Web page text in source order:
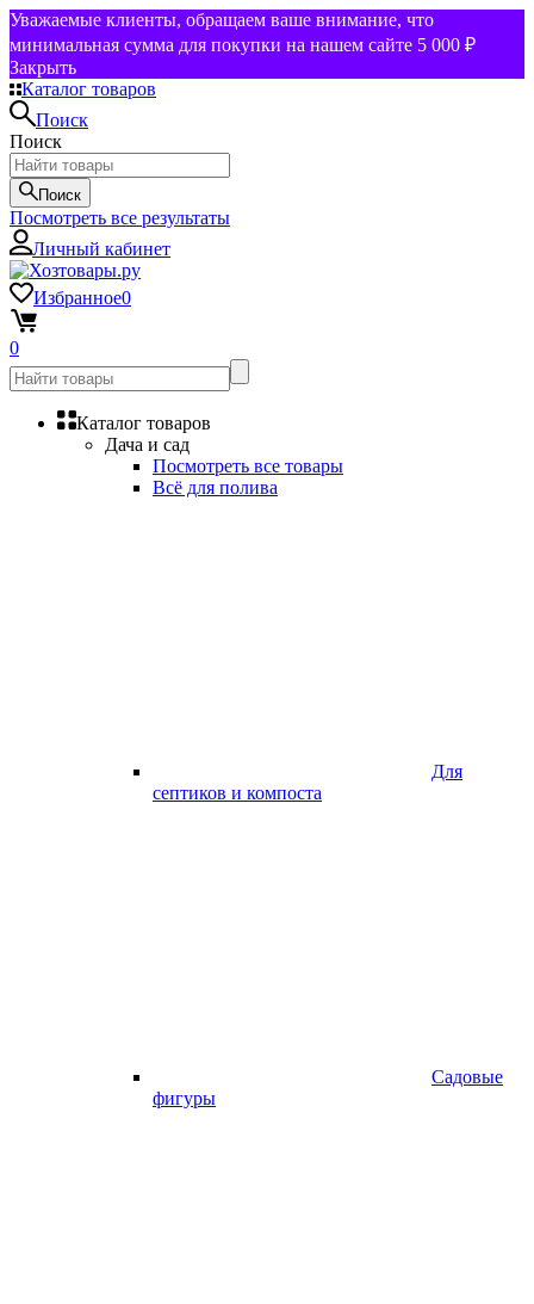
Уважаемые клиенты, обращаем ваше внимание, что
минимальная сумма для покупки на нашем сайте 5 000 ₽
Закрыть
Каталог товаров
Поиск
Поиск
Поиск
Посмотреть все результаты
Личный кабинет
Избранное0
0
Каталог товаров
Дача и сад
Посмотреть все товары
Всё для полива
Для
септиков и компоста
Садовые
фигуры